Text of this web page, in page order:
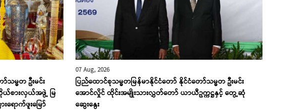
သမ္မတ ဦးမင်း
ယ်စားလှယ်အဖွဲ့ မြ
ရောက်ဖူးမြော်
07 Aug, 2026
ပြည်ထောင်စုသမ္မတမြန်မာနိုင်ငံတော် နိုင်ငံတော်သမ္မတ ဦးမင်း
အောင်လှိုင် ထိုင်းအမျိုးသားလွှတ်တော် ယာယီဥက္ကဋ္ဌနှင့် တွေ့ဆုံ
ဆွေးနွေး